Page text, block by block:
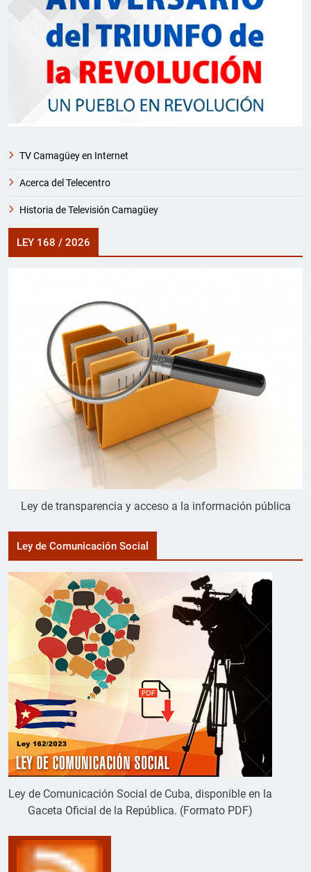
TV Camagüey en Internet
Acerca del Telecentro
Historia de Televisión Camagüey
LEY 168 / 2026
Ley de transparencia y acceso a la información pública
Ley de Comunicación Social
Ley de Comunicación Social de Cuba, disponible en la
Gaceta Oficial de la República. (Formato PDF)